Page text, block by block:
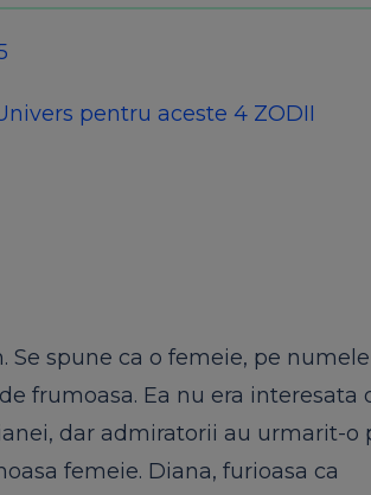
pentru aceste 4 ZODII
spune ca o femeie, pe
frumoasa. Ea nu era interesata
dar admiratorii au urmarit-o
femeie. Diana, furioasa ca